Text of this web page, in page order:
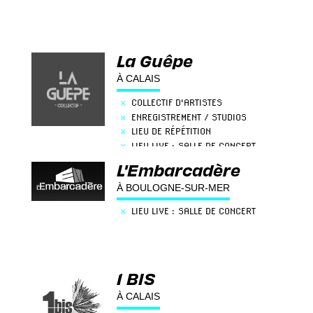
La Guêpe
À CALAIS
× COLLECTIF D'ARTISTES
× ENREGISTREMENT / STUDIOS
× LIEU DE RÉPÉTITION
× LIEU LIVE : SALLE DE CONCERT
L'Embarcadère
À BOULOGNE-SUR-MER
× LIEU LIVE : SALLE DE CONCERT
1 BIS
À CALAIS